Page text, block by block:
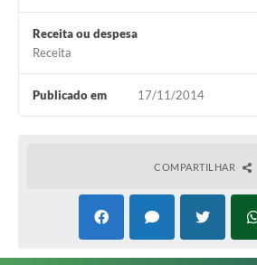
Receita ou despesa
Receita
Publicado em 17/11/2014
COMPARTILHAR